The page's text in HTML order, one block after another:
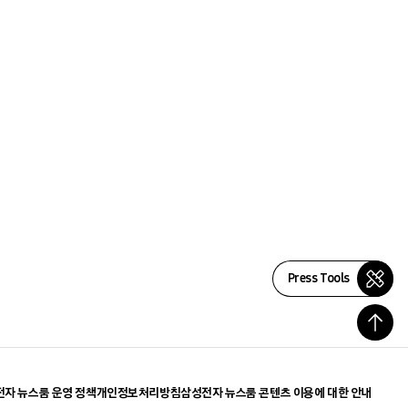
Press Tools
자 뉴스룸 운영 정책개인정보처리방침삼성전자 뉴스룸 콘텐츠 이용에 대한 안내